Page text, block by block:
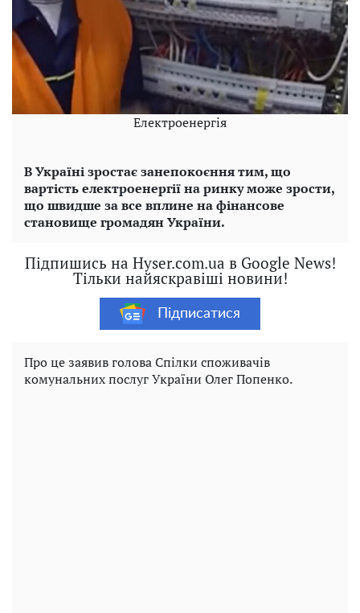
Електроенергія
В Україні зростає занепокоєння тим, що
вартість електроенергії на ринку може зрости,
що швидше за все вплине на фінансове
становище громадян України.
Підпишись на Hyser.com.ua в Google News!
Тільки найяскравіші новини!
Підписатися
Про це заявив голова Спілки споживачів
комунальних послуг України Олег Попенко.